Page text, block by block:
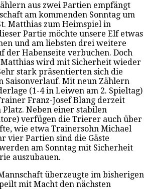
aus zwei Partien empfängt
am kommenden Sonntag um
Matthias zum Heimspiel in
Partie möchte unsere Elf etwas
und am liebsten drei weitere
der Habenseite verbuchen. Doch
Matthias wird mit Sicherheit wieder
stark präsentierten sich die
Saisonverlauf. Mit neun Zählern
(1-4 in Leiwen am 2. Spieltag)
Franz-Josef Blang derzeit
Platz. Neben einer stabilen
verfügen die Trierer auch über
wie etwa Trainersohn Michael
vier Partien sind die Gäste
am Sonntag mit Sicherheit
auszubauen.
überzeugte im bisherigen
mit Macht den nächsten